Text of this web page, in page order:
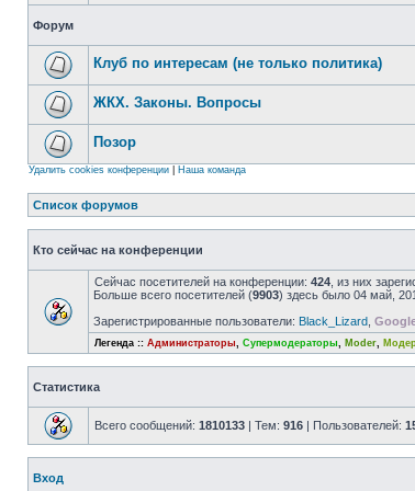
Форум
Клуб по интересам (не только политика)
ЖКХ. Законы. Вопросы
Позор
Удалить cookies конференции Наша команда
Список форумов
Кто сейчас на конференции
Сейчас посетителей на конференции: 424 , из них
Больше всего посетителей (9903) здесь было 04 май,
Зарегистрированные пользователи: Black_Lizard
Легенда :: Администраторы, Супермодераторы, Moder,
Статистика
Всего сообщений: 1810133 | Тем: 916 | Пользователей:
Вход